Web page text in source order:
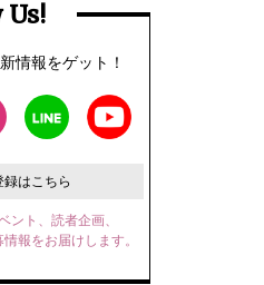
情報をゲット！
録はこちら
ント、読者企画、
報をお届けします。